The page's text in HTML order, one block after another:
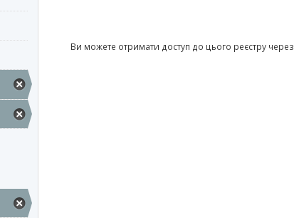
Ви можете отримати доступ до цього реєстру через